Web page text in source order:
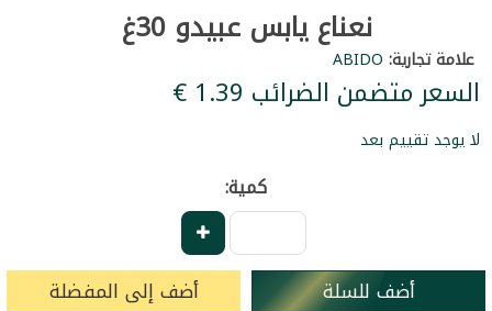
نعناع يابس عبيدو 30غ
علامة تجارية: ABIDO
السعر متضمن الضرائب ‏1.39 €
لا يوجد تقييم بعد
كمية:
أضف للسلة أضف إلى المفضلة